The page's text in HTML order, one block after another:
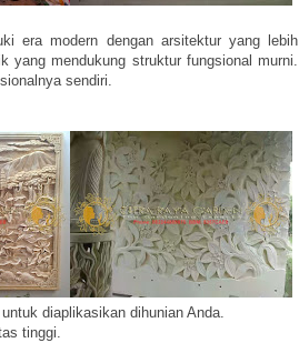
era modern dengan arsitektur yang lebih
yang mendukung struktur fungsional murni.
sendiri.
diaplikasikan dihunian Anda.
tinggi.